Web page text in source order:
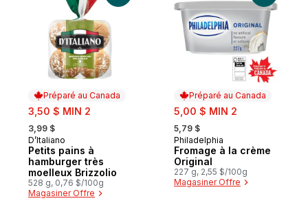
Préparé au Canada
sale:
3,50 $ MIN 2
, formerly:
3,99 $
Préparé au Canada
D’Italiano
Petits pains à
hamburger très
moelleux Brizzolio
528 g, 0,76 $/100g
Magasiner Offre
Préparé au Canada
sale:
5,00 $ MIN 2
, formerly:
5,79 $
Préparé au Canada
Philadelphia
Fromage à la crème
Original
227 g, 2,55 $/100g
Magasiner Offre